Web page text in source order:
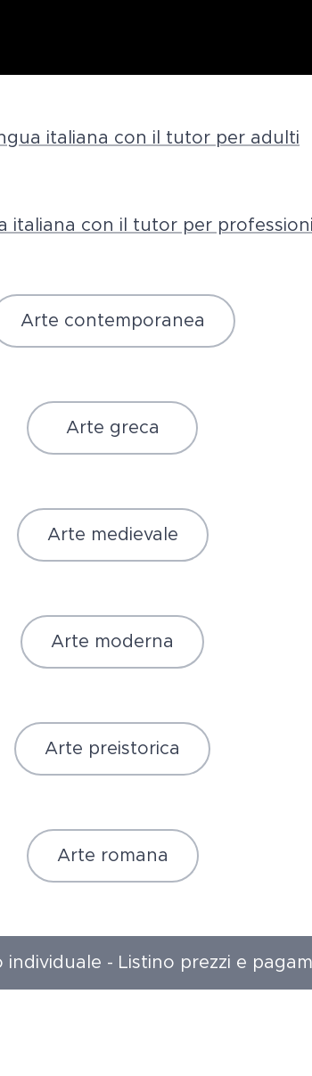
italiana con il tutor per adulti
italiana con il tutor per
Arte contemporanea
Arte greca
Arte medievale
Arte moderna
Arte preistorica
Arte romana
- Listino prezzi e